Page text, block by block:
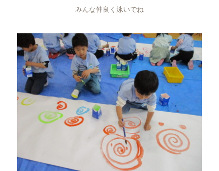
みんな仲良く泳いでね